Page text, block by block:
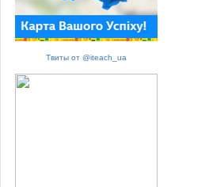
Твиты от @iteach_ua